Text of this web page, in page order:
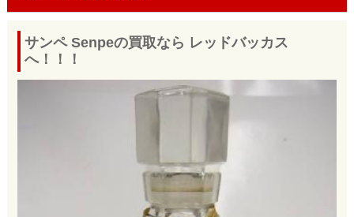
サンペ Senpeの買取なら レッドバッカス
へ！！！